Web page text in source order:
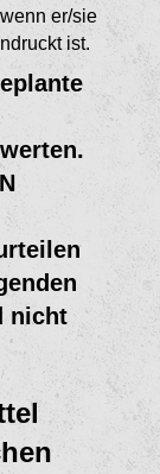
er/sie
ist.
nicht